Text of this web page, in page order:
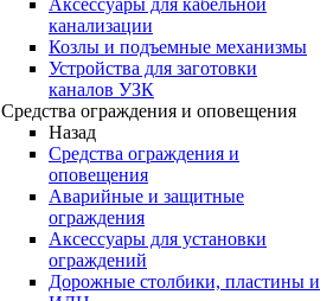
Аксессуары для кабельной
канализации
Козлы и подъемные механизмы
Устройства для заготовки
каналов УЗК
Средства ограждения и оповещения
Назад
Средства ограждения и
оповещения
Аварийные и защитные
ограждения
Аксессуары для установки
ограждений
Дорожные столбики, пластины и